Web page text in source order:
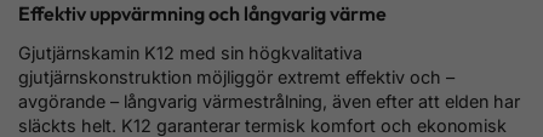
Effektiv uppvärmning och långvarig värme
Gjutjärnskamin K12 med sin högkvalitativa
gjutjärnskonstruktion möjliggör extremt effektiv och –
avgörande – långvarig värmestrålning, även efter att elden har
släckts helt. K12 garanterar termisk komfort och ekonomisk